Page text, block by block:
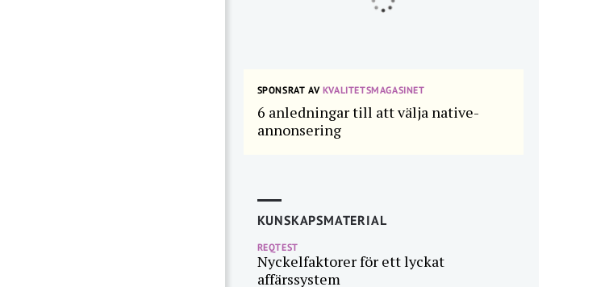
SPONSRAT AVKVALITETSMAGASINET
6 anledningar till att välja native-
annonsering
KUNSKAPSMATERIAL
REQTEST
Nyckelfaktorer för ett lyckat
affärssystem